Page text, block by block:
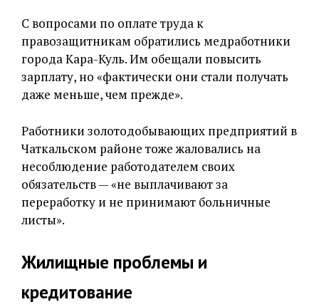
С вопросами по оплате труда к
правозащитникам обратились медработники
города Кара-Куль. Им обещали повысить
зарплату, но «фактически они стали получать
даже меньше, чем прежде».
Работники золотодобывающих предприятий в
Чаткальском районе тоже жаловались на
несоблюдение работодателем своих
обязательств — «не выплачивают за
переработку и не принимают больничные
листы».
Жилищные проблемы и
кредитование